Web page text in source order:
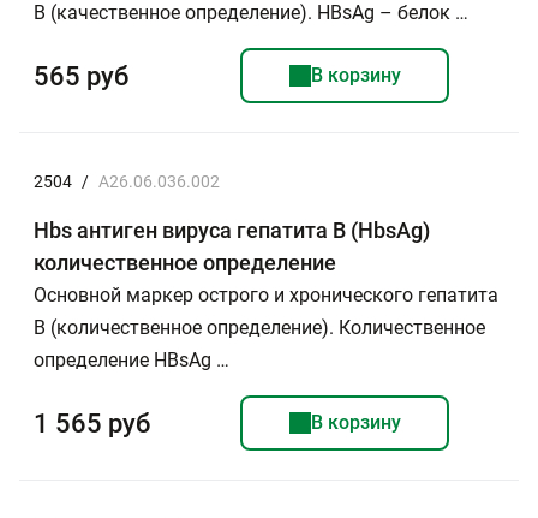
В (качественное определение). HBsAg – белок …
565 руб В корзину
2504 / A26.06.036.002
Hbs антиген вируса гепатита В (HbsAg)
количественное определение
Основной маркер острого и хронического гепатита
В (количественное определение). Количественное
определение HBsAg …
1 565 руб В корзину